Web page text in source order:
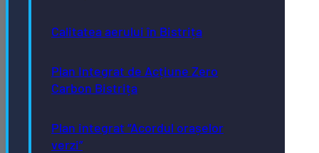
Calitatea aerului în Bistrița
Plan Integrat de Acțiune Zero
Carbon Bistrița
Plan integrat “Acordul orașelor
verzi”